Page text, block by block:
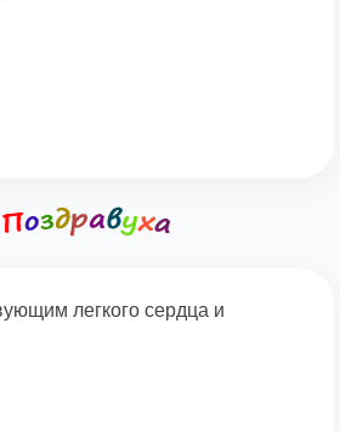
легкого сердца и